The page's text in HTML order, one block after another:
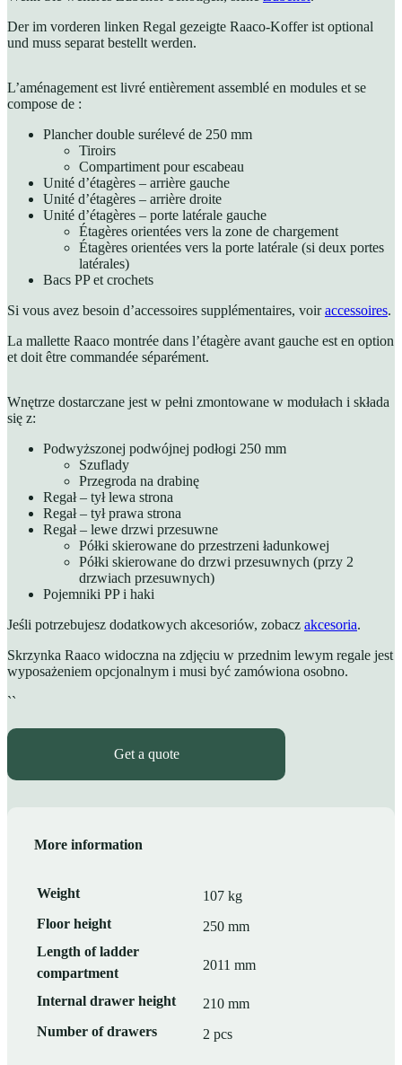
Der im vorderen linken Regal gezeigte Raaco-Koffer ist optional
und muss separat bestellt werden.
L’aménagement est livré entièrement assemblé en modules et se
compose de :
Plancher double surélevé de 250 mm
Tiroirs
Compartiment pour escabeau
Unité d’étagères – arrière gauche
Unité d’étagères – arrière droite
Unité d’étagères – porte latérale gauche
Étagères orientées vers la zone de chargement
Étagères orientées vers la porte latérale (si deux portes
latérales)
Bacs PP et crochets
Si vous avez besoin d’accessoires supplémentaires, voiraccessoires.
La mallette Raaco montrée dans l’étagère avant gauche est en option
et doit être commandée séparément.
Wnętrze dostarczane jest w pełni zmontowane w modułach i składa
się z:
Podwyższonej podwójnej podłogi 250 mm
Szuflady
Przegroda na drabinę
Regał – tył lewa strona
Regał – tył prawa strona
Regał – lewe drzwi przesuwne
Półki skierowane do przestrzeni ładunkowej
Półki skierowane do drzwi przesuwnych (przy 2
drzwiach przesuwnych)
Pojemniki PP i haki
Jeśli potrzebujesz dodatkowych akcesoriów, zobacz akcesoria.
Skrzynka Raaco widoczna na zdjęciu w przednim lewym regale jest
wyposażeniem opcjonalnym i musi być zamówiona osobno.
``
Get a quote
More information
Weight
107 kg
Floor height
250 mm
Length of ladder
compartment
2011 mm
Internal drawer height
210 mm
Number of drawers
2 pcs